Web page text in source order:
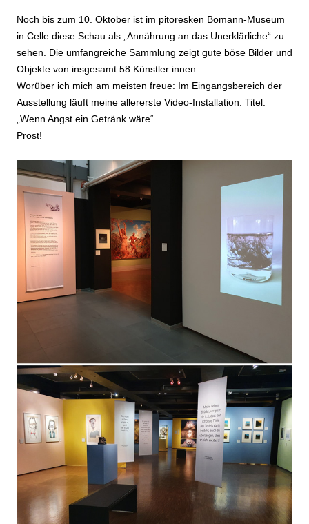
Noch bis zum 10. Oktober ist im pitoresken Bomann-Museum
in Celle diese Schau als „Annährung an das Unerklärliche“ zu
sehen. Die umfangreiche Sammlung zeigt gute böse Bilder und
Objekte von insgesamt 58 Künstler:innen.
Worüber ich mich am meisten freue: Im Eingangsbereich der
Ausstellung läuft meine allererste Video-Installation. Titel:
„Wenn Angst ein Getränk wäre“.
Prost!